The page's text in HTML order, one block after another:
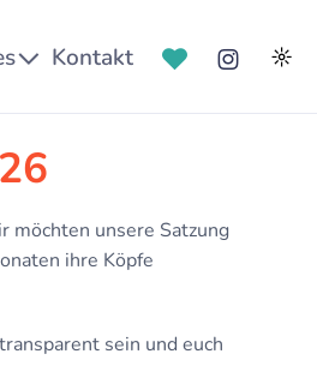
Kontakt ☼
möchten unsere Satzung
ihre Köpfe
sein und euch